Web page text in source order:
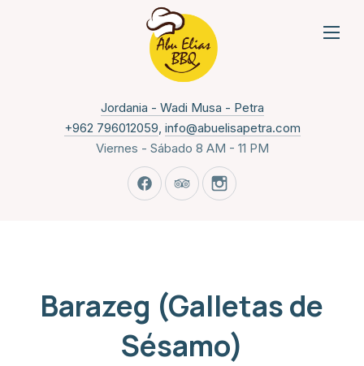
Jordania - Wadi Musa - PetraNew Window
+962 796012059, info@abuelisapetra.com
Viernes - Sábado 8 AM - 11 PM
New Window
New WindowNew Window
Barazeg (Galletas de
Sésamo)